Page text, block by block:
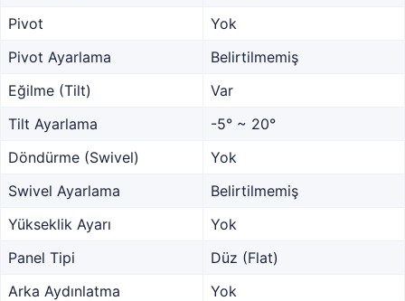
Pivot
Yok
Pivot Ayarlama
Belirtilmemiş
Eğilme (Tilt)
Var
Tilt Ayarlama
-5° ~ 20°
Döndürme (Swivel)
Yok
Swivel Ayarlama
Belirtilmemiş
Yükseklik Ayarı
Yok
Panel Tipi
Düz (Flat)
Arka Aydınlatma
Yok